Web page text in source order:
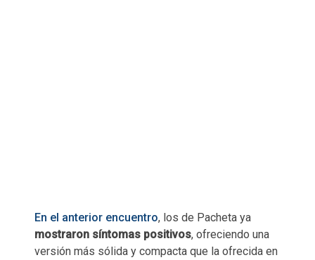
En el anterior encuentro, los de Pacheta ya
mostraron síntomas positivos, ofreciendo una
versión más sólida y compacta que la ofrecida en